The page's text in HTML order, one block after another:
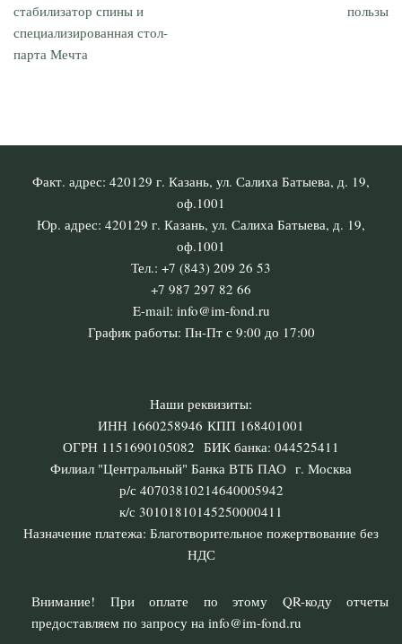
стабилизатор спины и
специализированная стол-
парта Мечта
пользы
Факт. адрес: 420129 г. Казань, ул. Салиха Батыева, д. 19,
оф.1001
Юр. адрес: 420129 г. Казань, ул. Салиха Батыева, д. 19,
оф.1001
Тел.: +7 (843) 209 26 53
+7 987 297 82 66
E-mail: info@im-fond.ru
График работы: Пн-Пт с 9:00 до 17:00
Наши реквизиты:
ИНН 1660258946 КПП 168401001
ОГРН 1151690105082 БИК банка: 044525411
Филиал "Центральный" Банка ВТБ ПАО г. Москва
р/с 40703810214640005942
к/с 30101810145250000411
Назначение платежа: Благотворительное пожертвование без
НДС
Внимание! При оплате по этому QR-коду отчеты
предоставляем по запросу на info@im-fond.ru